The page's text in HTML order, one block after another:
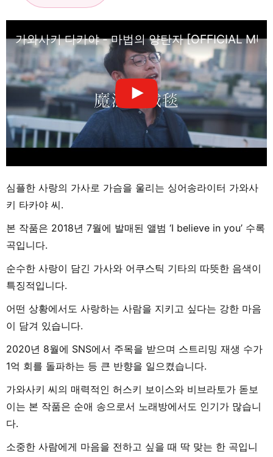
가와사키 다카야 - 마법의 양탄자 [OFFICIAL
심플한 사랑의 가사로 가슴을 울리는 싱어송라이터 가와사
키 타카야 씨.
본 작품은 2018년 7월에 발매된 앨범 ‘I believe in you’ 수록
곡입니다.
순수한 사랑이 담긴 가사와 어쿠스틱 기타의 따뜻한 음색이
특징적입니다.
어떤 상황에서도 사랑하는 사람을 지키고 싶다는 강한 마음
이 담겨 있습니다.
2020년 8월에 SNS에서 주목을 받으며 스트리밍 재생 수가
1억 회를 돌파하는 등 큰 반향을 일으켰습니다.
가와사키 씨의 매력적인 허스키 보이스와 비브라토가 돋보
이는 본 작품은 순애 송으로서 노래방에서도 인기가 많습니
다.
소중한 사람에게 마음을 전하고 싶을 때 딱 맞는 한 곡입니